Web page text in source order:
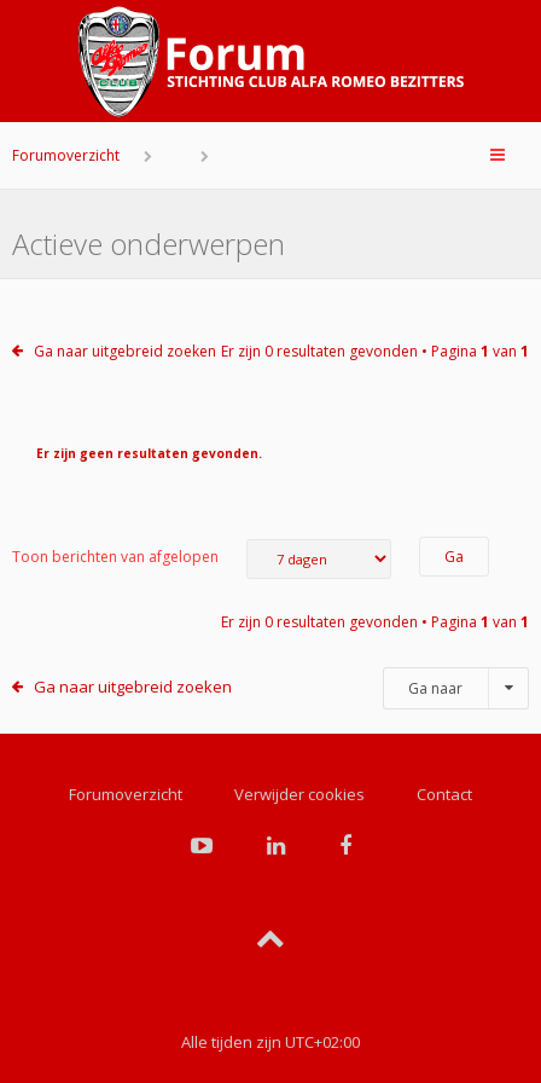
Forumoverzicht
Actieve onderwerpen
Ga naar uitgebreid zoeken Er zijn 0 resultaten gevonden • Pagina 1 van 1
Er zijn geen resultaten gevonden.
Toon berichten van afgelopen
Er zijn 0 resultaten gevonden • Pagina 1 van 1
Ga naar uitgebreid zoeken Ga naar
Forumoverzicht Verwijder cookies Contact
Alle tijden zijn UTC+02:00